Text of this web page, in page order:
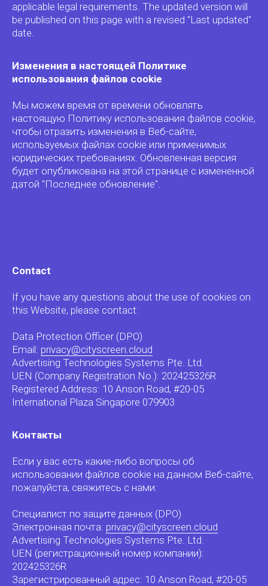
applicable legal requirements. The updated version will
be published on this page with a revised "Last updated"
date.
Изменения в настоящей Политике
использования файлов cookie
Мы можем время от времени обновлять
настоящую Политику использования файлов cookie,
чтобы отразить изменения в Веб-сайте,
используемых файлах cookie или применимых
юридических требованиях. Обновленная версия
будет опубликована на этой странице с измененной
датой "Последнее обновление".
Contact
If you have any questions about the use of cookies on
this Website, please contact:
Data Protection Officer (DPO)
Email: privacy@cityscreen.cloud
Advertising Technologies Systems Pte. Ltd.
UEN (Company Registration No.): 202425326R
Registered Address: 10 Anson Road, #20-05
International Plaza Singapore 079903
Контакты
Если у вас есть какие-либо вопросы об
использовании файлов cookie на данном Веб-сайте,
пожалуйста, свяжитесь с нами:
Специалист по защите данных (DPO)
Электронная почта: privacy@cityscreen.cloud
Advertising Technologies Systems Pte. Ltd.
UEN (регистрационный номер компании):
202425326R
Зарегистрированный адрес: 10 Anson Road, #20-05